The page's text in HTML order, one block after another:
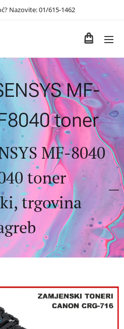
Nazovite: 01/615-1462
MF-
toner
MF-8040
toner
trgovina